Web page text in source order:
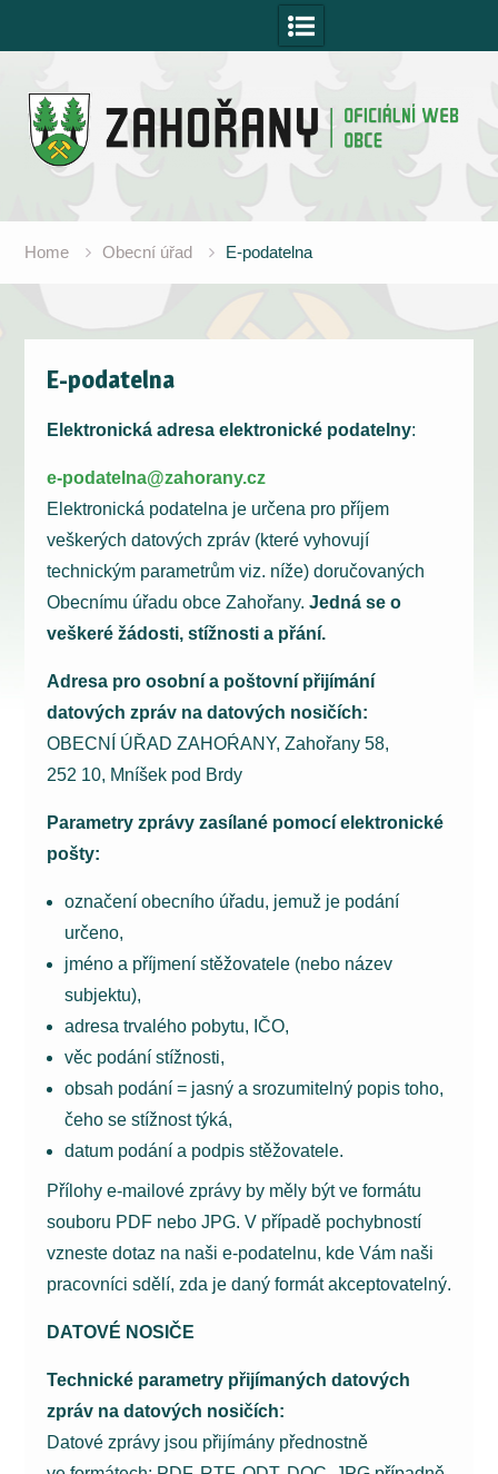
Home Obecní úřad E-podatelna
E-podatelna
Elektronická adresa elektronické podatelny:
e-podatelna@zahorany.cz
Elektronická podatelna je určena pro příjem
veškerých datových zpráv (které vyhovují
technickým parametrům viz. níže) doručovaných
Obecnímu úřadu obce Zahořany. Jedná se o
veškeré žádosti, stížnosti a přání.
Adresa pro osobní a poštovní přijímání
datových zpráv na datových nosičích:
OBECNÍ ÚŘAD ZAHOŔANY, Zahořany 58,
252 10, Mníšek pod Brdy
Parametry zprávy zasílané pomocí elektronické
pošty:
označení obecního úřadu, jemuž je podání
určeno,
jméno a příjmení stěžovatele (nebo název
subjektu),
adresa trvalého pobytu, IČO,
věc podání stížnosti,
obsah podání = jasný a srozumitelný popis toho,
čeho se stížnost týká,
datum podání a podpis stěžovatele.
Přílohy e-mailové zprávy by měly být ve formátu
souboru PDF nebo JPG. V případě pochybností
vzneste dotaz na naši e-podatelnu, kde Vám naši
pracovníci sdělí, zda je daný formát akceptovatelný.
DATOVÉ NOSIČE
Technické parametry přijímaných datových
zpráv na datových nosičích:
Datové zprávy jsou přijímány přednostně